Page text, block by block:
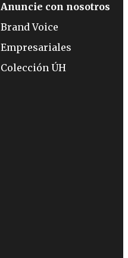
Anuncie con nosotros
Brand Voice
Empresariales
Colección ÚH